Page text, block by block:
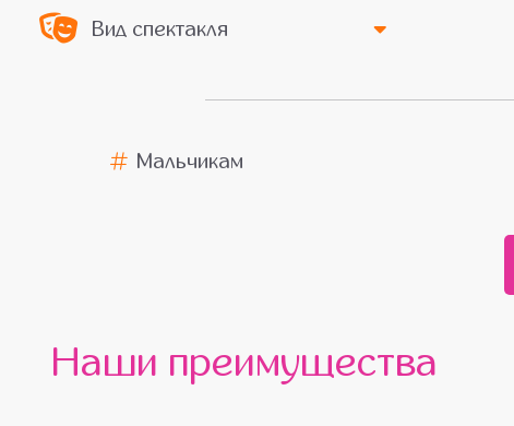
Вид спектакля
Мальчикам
Наши преимущества